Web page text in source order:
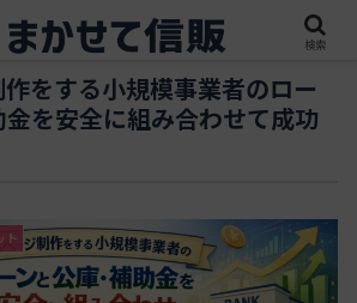
をする小規模事業者のロー
を安全に組み合わせて成功
ト
検索